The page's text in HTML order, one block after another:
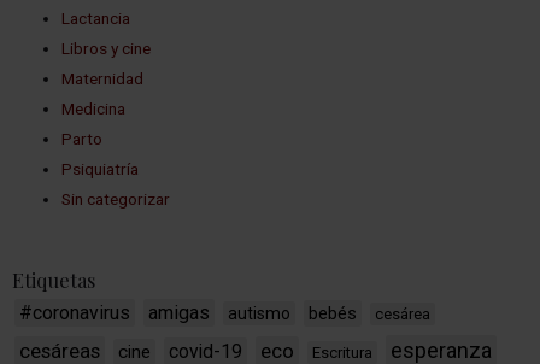
Lactancia
Libros y cine
Maternidad
Medicina
Parto
Psiquiatría
Sin categorizar
Etiquetas
#coronavirus amigas autismo bebés cesárea
cesáreas cine covid-19 eco Escritura esperanza